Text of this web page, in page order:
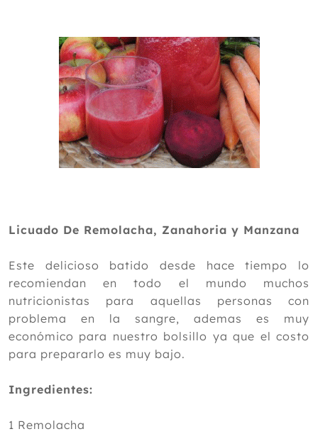
2016
2015
Diciembre
Noviembre
Octubre
Septiembre
Agosto
Julio
Marzo
Enero
2014
2013
2012
Licuado De Remolacha, Zanahoria y Manzana
Este delicioso batido desde hace tiempo lo
recomiendan en todo el mundo muchos
nutricionistas para aquellas personas con
problema en la sangre, ademas es muy
económico para nuestro bolsillo ya que el costo
para prepararlo es muy bajo.
Ingredientes:
1 Remolacha